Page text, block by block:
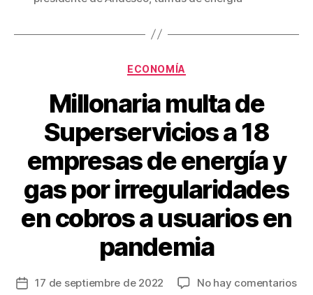
o
Categorías
ECONOMÍA
Millonaria multa de
Superservicios a 18
empresas de energía y
gas por irregularidades
en cobros a usuarios en
pandemia
Fecha17 de septiembre de 2022 No hay comentariosen